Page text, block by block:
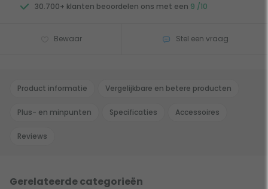
30.700+ klanten beoordelen ons met een 9 /10
Bewaar Stel een vraag
Product informatie Vergelijkbare en betere producten
Plus- en minpunten Specificaties Accessoires
Reviews
Gerelateerde categorieën